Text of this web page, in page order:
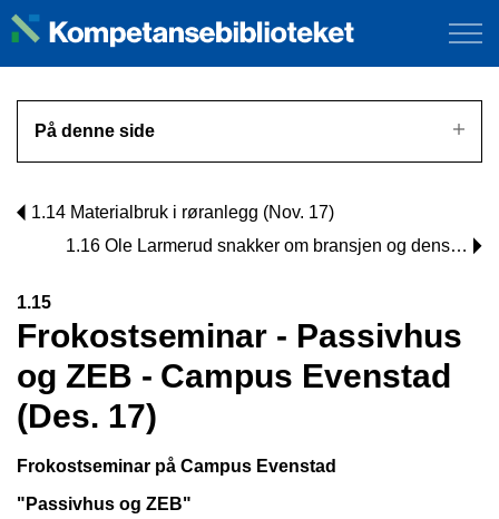
På denne side
1.14 Materialbruk i røranlegg (Nov. 17)
1.16 Ole Larmerud snakker om bransjen og dens…
1.15
Frokostseminar - Passivhus
og ZEB - Campus Evenstad
(Des. 17)
Frokostseminar på Campus Evenstad
"Passivhus og ZEB"